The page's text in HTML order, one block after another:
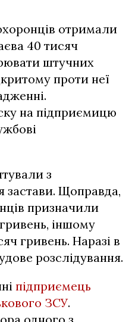
отримали
40 тисяч
штучних
проти неї
на підприємицю
з
застави. Щоправда,
призначили
іншому
гривень. Наразі в
розслідування.
підприємець
ЗСУ.